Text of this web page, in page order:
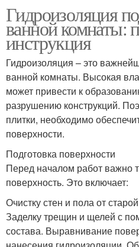
Гидроизоляция
ванной комнаты:
инструкция
Гидроизоляция – это
ванной комнаты. Высокая
может привести к
разрушению конструкций.
плитки, необходимо
поверхности.
Подготовка поверхности
Перед началом работ важно
поверхность. Это включает:
Очистку стен и пола от
Заделку трещин и щелей с
состава. Выравнивание